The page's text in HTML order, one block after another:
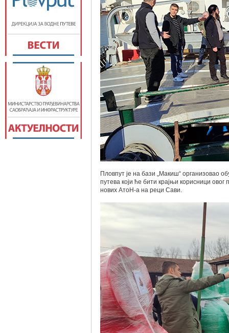
Пловпут је на бази „Макиш“ организовао
путева који ће бити крајњи корисници
нових АтоН-а на реци Сави.